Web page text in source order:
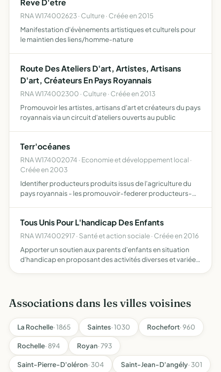
Reve D'etre
RNA W174002623 · Culture · Créée en 2015
Manifestation d'évènements artistiques et culturels pour
le maintien des liens/homme-nature
Route Des Ateliers D'art, Artistes, Artisans
D'art, Créateurs En Pays Royannais
RNA W174002300 · Culture · Créée en 2013
Promouvoir les artistes, artisans d'art et créateurs du pays
royannais via un circuit d'ateliers ouverts au public
Terr'océanes
RNA W174002074 · Economie et développement local ·
Créée en 2003
Identifier producteurs produits issus de l'agriculture du
pays royannais - les promouvoir-federer producteurs-
defense…
Tous Unis Pour L'handicap Des Enfants
RNA W174002917 · Santé et action sociale · Créée en 2016
Apporter un soutien aux parents d'enfants en situation
d'handicap en proposant des activités diverses et variées
Associations dans les villes voisines
La Rochelle· 1865 Saintes· 1030 Rochefort· 960
Rochelle· 894 Royan· 793
Saint-Pierre-D'oléron· 304 Saint-Jean-D'angély· 301